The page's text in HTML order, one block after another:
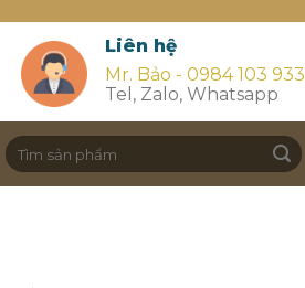
Liên hệ
Mr. Bảo - 0984 103 933
Tel, Zalo, Whatsapp
Search
for: